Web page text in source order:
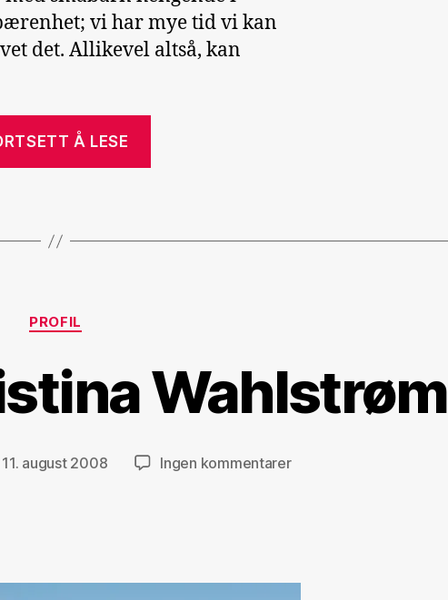
vi har mye tid vi kan
det. Allikevel altså, kan
Å LESE
Kategorier
PROFIL
Wahlstrøm
11. august 2008 Ingen kommentarertil